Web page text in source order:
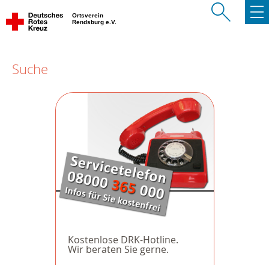
Ortsverein
Rendsburg e.V.
Suche
Kostenlose DRK-Hotline.
Wir beraten Sie gerne.